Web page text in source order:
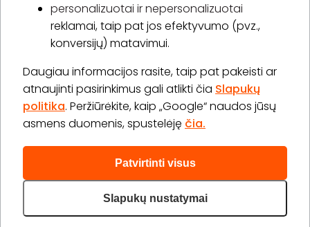
personalizuotai ir nepersonalizuotai
reklamai, taip pat jos efektyvumo (pvz.,
konversijų) matavimui.
Daugiau informacijos rasite, taip pat pakeisti ar
atnaujinti pasirinkimus gali atlikti čia Slapukų
politika. Peržiūrėkite, kaip „Google“ naudos jūsų
asmens duomenis, spustelėję čia.
Patvirtinti visus
Slapukų nustatymai
Apie „BookitNow“
Informacija
„GERA DOVANA“ GRUPĖ
2026 © Visos teisės saugomos info@bookitnow.lt, +370
645 03 111
Privatumo politika|Svetainės medis